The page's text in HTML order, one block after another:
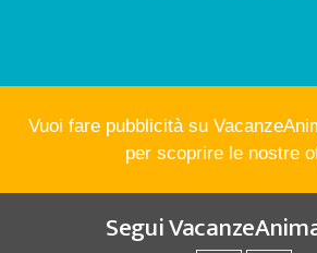
Vuoi fare pubblicità su
per scoprire le nostre
Segui